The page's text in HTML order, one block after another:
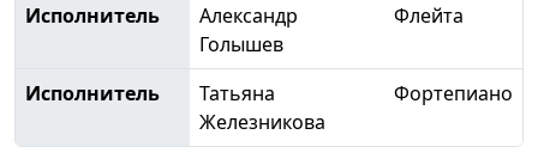
Исполнитель
Александр
Голышев
Флейта
Исполнитель
Татьяна
Железникова
Фортепиано